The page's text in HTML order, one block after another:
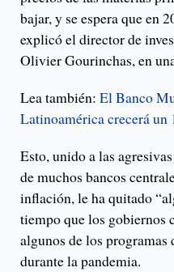
bajar, y se espera que en
explicó el director de
Olivier Gourinchas, en
Lea también: El Banco
Latinoamérica crecerá un
Esto, unido a las
de muchos bancos
inflación, le ha quitado
tiempo que los gobiernos
algunos de los programas
durante la pandemia.